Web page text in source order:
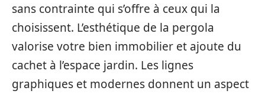
sans contrainte qui s’offre à ceux qui la
choisissent. L’esthétique de la pergola
valorise votre bien immobilier et ajoute du
cachet à l’espace jardin. Les lignes
graphiques et modernes donnent un aspect